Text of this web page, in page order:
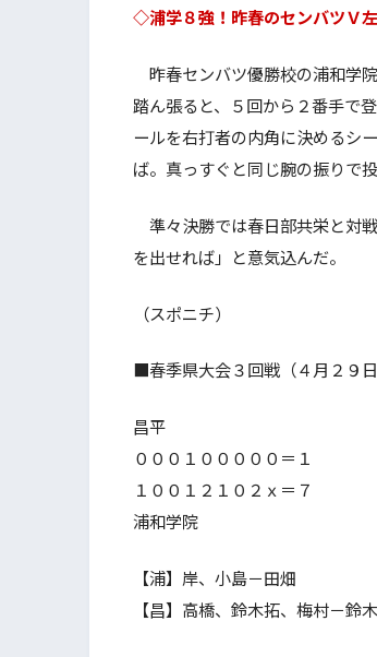
◇浦学８強！昨春のセンバツＶ
昨春センバツ優勝校の浦和学
踏ん張ると、５回から２番手で
ールを右打者の内角に決めるシ
ば。真っすぐと同じ腕の振りで
準々決勝では春日部共栄と対
を出せれば」と意気込んだ。
（スポニチ）
■春季県大会３回戦（４月２９日
昌平
０００１０００００＝１
１００１２１０２ｘ＝７
浦和学院
【浦】岸、小島－田畑
【昌】高橋、鈴木拓、梅村－鈴